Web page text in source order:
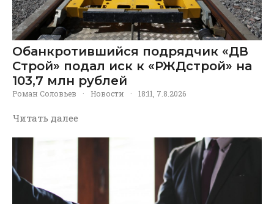
Обанкротившийся подрядчик «ДВ
Строй» подал иск к «РЖДстрой» на
103,7 млн рублей
Роман Соловьев · Новости · 18:11, 7.8.2026
Читать далее